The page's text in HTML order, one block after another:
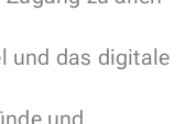
und das digitale